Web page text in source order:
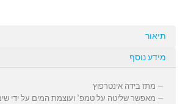
תיאור
מידע נוסף
– מתז בידה אינטרפוץ
– מאפשר שליטה על טמפ’ ועוצמת המים על ידי